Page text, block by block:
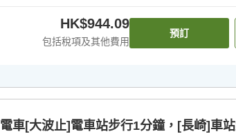
HK$944.09
包括稅項及其他費用
預訂
車[大波止]電車站步行1分鐘，[長崎]車